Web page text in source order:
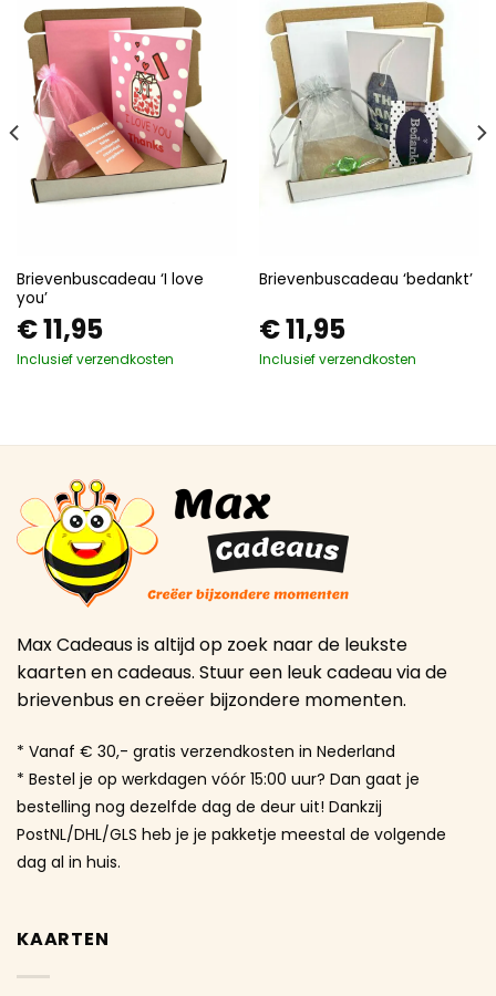
Brievenbuscadeau ‘I love
you’
€11,95
Inclusief verzendkosten
Brievenbuscadeau ‘bedankt’
€11,95
Inclusief verzendkosten
Max Cadeaus is altijd op zoek naar de leukste
kaarten en cadeaus. Stuur een leuk cadeau via de
brievenbus en creëer bijzondere momenten.
* Vanaf € 30,- gratis verzendkosten in Nederland
* Bestel je op werkdagen vóór 15:00 uur? Dan gaat je
bestelling nog dezelfde dag de deur uit! Dankzij
PostNL/DHL/GLS heb je je pakketje meestal de volgende
dag al in huis.
KAARTEN